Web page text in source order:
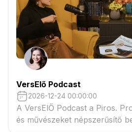
VersElő Podcast
2026-12-24 00:00:00
A VersElŐ Podcast a Piros.
és művészeket népszerűsítő